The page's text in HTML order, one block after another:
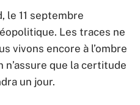
le 11 septembre
Les traces ne
vivons encore à l’ombre
que la certitude
un jour.